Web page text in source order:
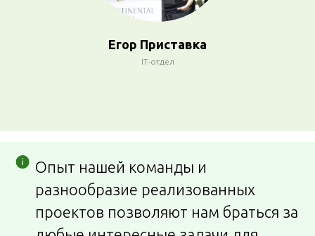
Егор Приставка
IT-отдел
Опыт нашей команды и
разнообразие реализованных
проектов позволяют нам браться за